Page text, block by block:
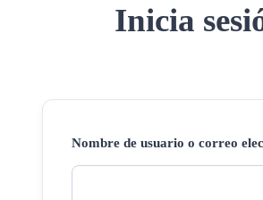
Inicia
Nombre de usuario o correo